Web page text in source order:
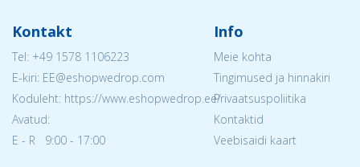
Kontakt
Tel: +49 1578 1106223
E-kiri: EE@eshopwedrop.com
Koduleht: https://www.eshopwedrop.ee/
Avatud:
E - R 9:00 - 17:00
Info
Meie kohta
Tingimused ja hinnakiri
Privaatsuspoliitika
Kontaktid
Veebisaidi kaart